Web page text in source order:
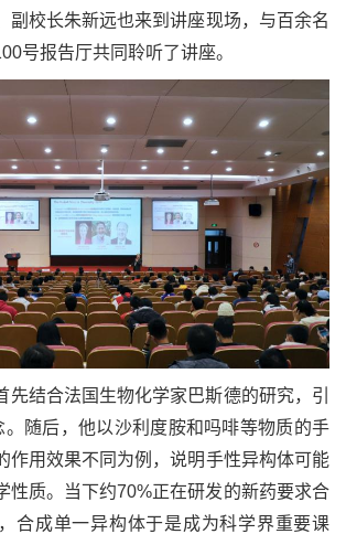
副校长朱新远也来到讲座现场，与百余名
号报告厅共同聆听了讲座。
先结合法国生物化学家巴斯德的研究，引
。随后，他以沙利度胺和吗啡等物质的手
作用效果不同为例，说明手性异构体可能
性质。当下约70%正在研发的新药要求合
合成单一异构体于是成为科学界重要课